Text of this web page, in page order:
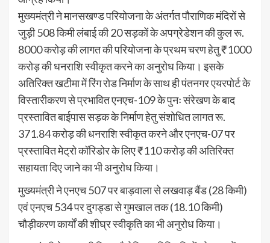
मुख्यमंत्री ने मानसखण्ड परियोजना के अंतर्गत पौराणिक मंदिरों से
जुड़ी 508 किमी लंबाई की 20 सड़कों के अपग्रेडेशन की कुल रू.
8000 करोड़ की लागत की परियोजना के प्रथम चरण हेतु ₹1000
करोड़ की धनराशि स्वीकृत करने का अनुरोध किया। इसके
अतिरिक्त खटीमा में रिंग रोड निर्माण के साथ ही पंतनगर एयरपोर्ट के
विस्तारीकरण से प्रभावित एनएच-109 के पुनः संरेखण के बाद
प्रस्तावित बाईपास सड़क के निर्माण हेतु संशोधित लागत रू.
371.84 करोड़ की धनराशि स्वीकृत करने और एनएच-07 पर
प्रस्तावित मेट्रो कॉरिडोर के लिए ₹110 करोड़ की अतिरिक्त
सहायता दिए जाने का भी अनुरोध किया।
मुख्यमंत्री ने एनएच 507 पर बाड़वाला से लखवाड़ बैंड (28 किमी)
एवं एनएच 534 पर दुगड्डा से गुमखाल तक (18.10 किमी)
चौड़ीकरण कार्यों की शीघ्र स्वीकृति का भी अनुरोध किया।